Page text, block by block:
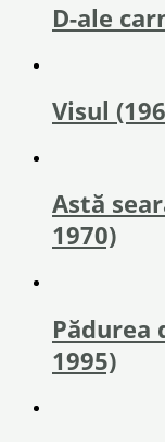
D-ale
Visul
Astă
1970)
Pădurea
1995)